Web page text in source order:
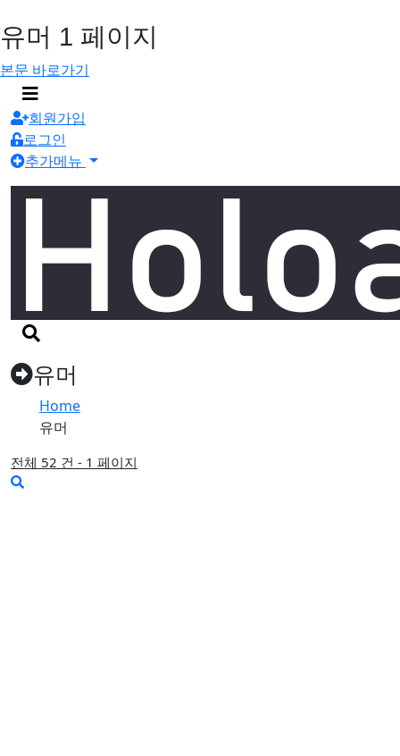
유머 1 페이지
본문 바로가기
메
뉴
버
튼
회원가입
로그인
추가메뉴
검
색
버
튼유머
Home
유머
전체 52 건 - 1 페이지